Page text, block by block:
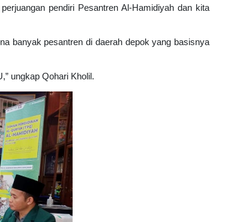
pendiri Pesantren Al-Hamidiyah dan kita
banyak pesantren di daerah depok yang basisnya
ungkap Qohari Kholil.